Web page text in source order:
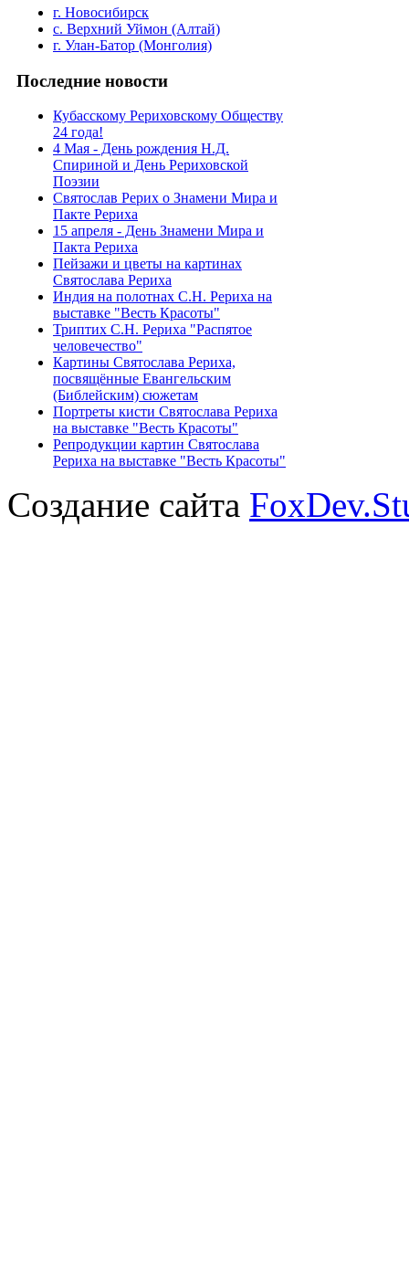
г. Новосибирск
с. Верхний Уймон (Алтай)
г. Улан-Батор (Монголия)
Последние новости
Кубасскому Рериховскому Обществу
24 года!
4 Мая - День рождения Н.Д.
Спириной и День Рериховской
Поэзии
Святослав Рерих о Знамени Мира и
Пакте Рериха
15 апреля - День Знамени Мира и
Пакта Рериха
Пейзажи и цветы на картинах
Святослава Рериха
Индия на полотнах С.Н. Рериха на
выставке "Весть Красоты"
Триптих С.Н. Рериха "Распятое
человечество"
Картины Святослава Рериха,
посвящённые Евангельским
(Библейским) сюжетам
Портреты кисти Святослава Рериха
на выставке "Весть Красоты"
Репродукции картин Святослава
Рериха на выставке "Весть Красоты"
Создание сайта